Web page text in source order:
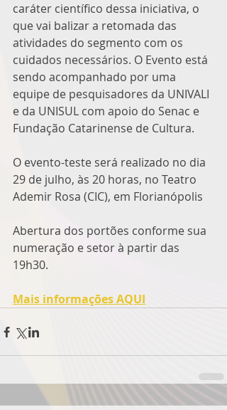
caráter científico dessa iniciativa, o
que vai balizar a retomada das
atividades do segmento com os
cuidados necessários. O Evento está
sendo acompanhado por uma
equipe de pesquisadores da UNIVALI
e da UNISUL com apoio do Senac e
Fundação Catarinense de Cultura.
O evento-teste será realizado no dia
29 de julho, às 20 horas, no Teatro
Ademir Rosa (CIC), em Florianópolis
Abertura dos portões conforme sua
numeração e setor à partir das
19h30.
Mais informações AQUI